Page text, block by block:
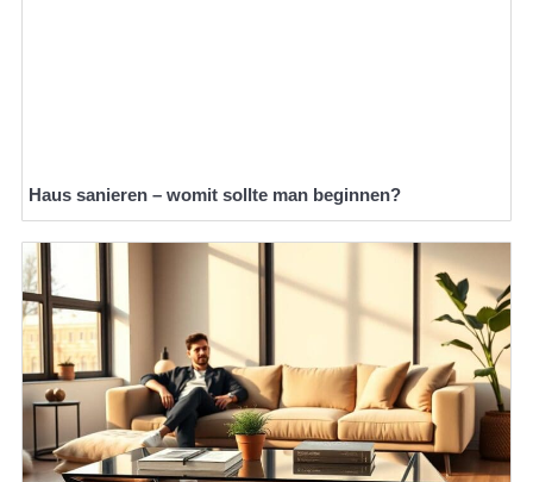
Haus sanieren – womit sollte man beginnen?